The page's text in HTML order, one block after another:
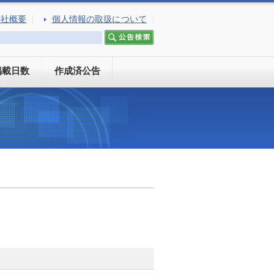
概要 個人情報の取扱について
載日数 作成済公告